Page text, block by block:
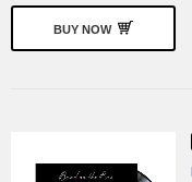
BUY NOW